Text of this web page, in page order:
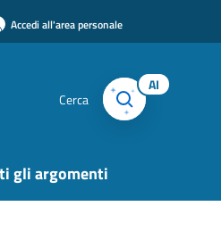
Accedi all'area personale
Cerca
AI
gli argomenti